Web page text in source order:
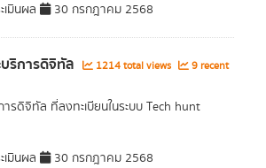
เมินผล 30 กรกฎาคม 2568
ริการดิจิทัล 1214 total views
9 recent
รดิจิทัล ที่ลงทะเบียนในระบบ Tech hunt
เมินผล 30 กรกฎาคม 2568